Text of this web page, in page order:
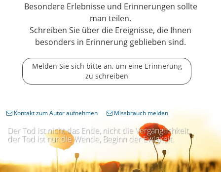
Besondere Erlebnisse und Erinnerungen sollte
man teilen.
Schreiben Sie über die Ereignisse, die Ihnen
besonders in Erinnerung geblieben sind.
Melden Sie sich bitte an, um eine Erinnerung
zu schreiben
Der Tod ist nicht das Ende, nicht die Vergänglichkeit,
der Tod ist nur die Wende, Beginn der Ewigkeit.
Kontakt zum Autor aufnehmen Missbrauch melden